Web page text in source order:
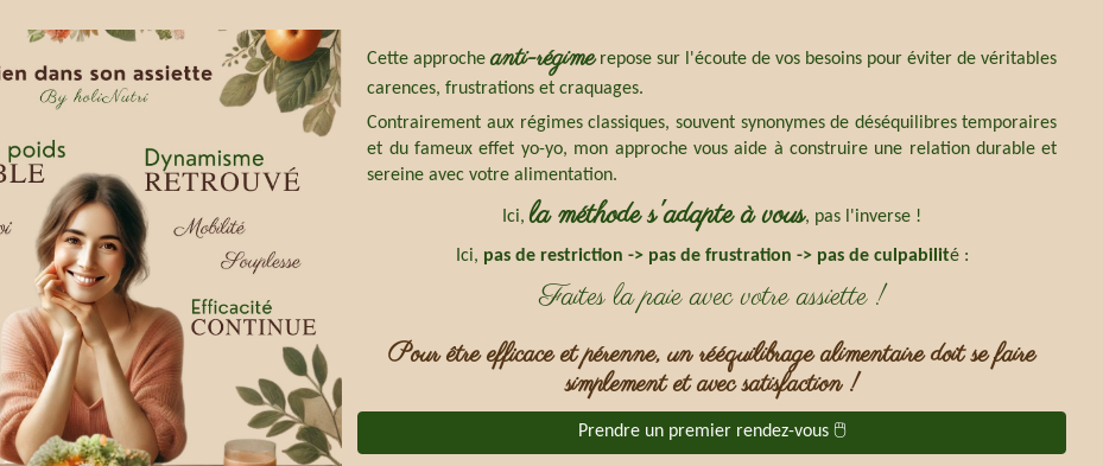
Cette approcheanti-régimerepose sur l'écoute de vos besoins pour éviter de véritables
carences, frustrations et craquages.
Contrairement aux régimes classiques, souvent synonymes de déséquilibres temporaires
et du fameux effet yo-yo, mon approchevous aide à construire une relation durable et
sereine avec votre alimentation.
Ici,la méthode s'adapte à vous, pas l'inverse !
Ici, pas de restriction -> pas de frustration -> pas de culpabilité :
Faites la paie avec votre assiette !
Pour être efficace et pérenne, un rééquilibrage alimentaire doit se faire
simplement et avec satisfaction !
Prendre un premier rendez-vous 🖱️